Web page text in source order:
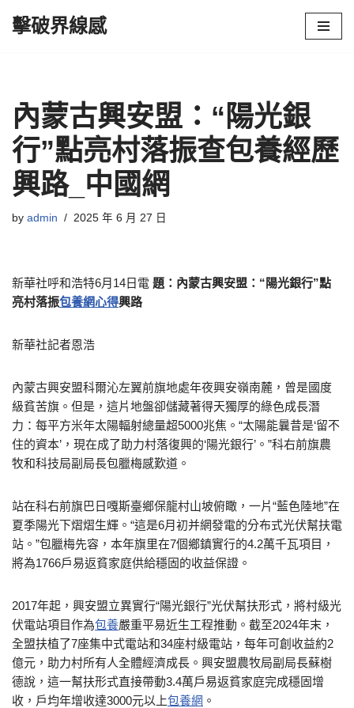
擊破界線感
內蒙古興安盟：“陽光銀
行”點亮村落振查包養經歷
興路_中國網
by admin 2025 年 6 月 27 日
新華社呼和浩特6月14日電 題：內蒙古興安盟：“陽光銀行”點
亮村落振包養網心得興路
新華社記者恩浩
內蒙古興安盟科爾沁左翼前旗地處年夜興安嶺南麓，曾是國度
級貧苦旗。但是，這片地盤卻儲藏著得天獨厚的綠色成長潛
力：每平方米年太陽輻射總量超5000兆焦。“太陽能曩昔是‘留不
住的資本’，現在成了助力村落復興的‘陽光銀行’。”科右前旗農
牧和科技局副局長包臘梅感歎道。
站在科右前旗巴日嘎斯臺鄉保龍村山坡俯瞰，一片“藍色陸地”在
夏季陽光下熠熠生輝。“這是6月初并網發電的分布式光伏幫扶電
站。”包臘梅先容，本年旗里在7個鄉鎮實行的4.2萬千瓦項目，
將為1766戶易返貧家庭供給穩固的收益保證。
2017年起，興安盟立異實行“陽光銀行”光伏幫扶形式，將村級光
伏電站項目作為包養嚴重平易近生工程推動。截至2024年末，
全盟扶植了7座集中式電站和34座村級電站，每年可創收益約2
億元，助力村所有人全體經濟成長。興安盟農牧局副局長蘇樹
德說，這一幫扶形式直接帶動3.4萬戶易返貧家庭完成穩固增
收，戶均年增收達3000元以上包養網 。